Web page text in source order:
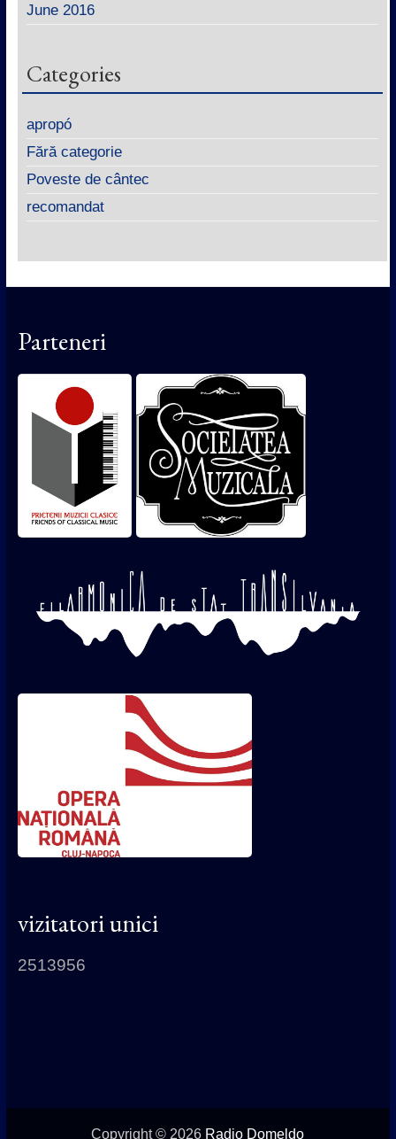
June 2016
Categories
apropó
Fără categorie
Poveste de cântec
recomandat
Parteneri
vizitatori unici
2513956
Copyright © 2026 Radio Domeldo